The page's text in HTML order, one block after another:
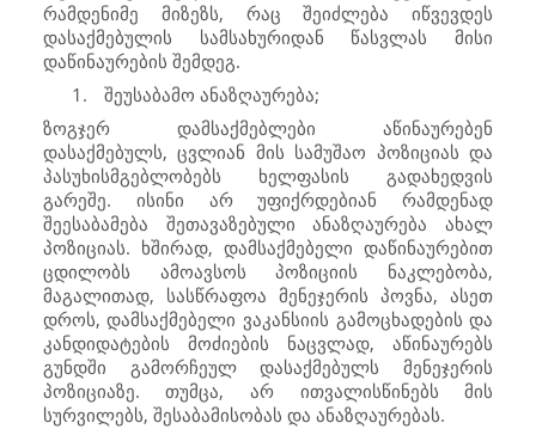
რამდენიმე მიზეზს, რაც შეიძლება იწვევდეს
დასაქმებულის სამსახურიდან წასვლას მისი
დაწინაურების შემდეგ.
1.
შეუსაბამო ანაზღაურება;
ზოგჯერ დამსაქმებლები აწინაურებენ
დასაქმებულს, ცვლიან მის სამუშაო პოზიციას და
პასუხისმგებლობებს ხელფასის გადახედვის
გარეშე. ისინი არ უფიქრდებიან რამდენად
შეესაბამება შეთავაზებული ანაზღაურება ახალ
პოზიციას. ხშირად, დამსაქმებელი დაწინაურებით
ცდილობს ამოავსოს პოზიციის ნაკლებობა,
მაგალითად, სასწრაფოა მენეჯერის პოვნა, ასეთ
დროს, დამსაქმებელი ვაკანსიის გამოცხადების და
კანდიდატების მოძიების ნაცვლად, აწინაურებს
გუნდში გამორჩეულ დასაქმებულს მენეჯერის
პოზიციაზე. თუმცა, არ ითვალისწინებს მის
სურვილებს, შესაბამისობას და ანაზღაურებას.